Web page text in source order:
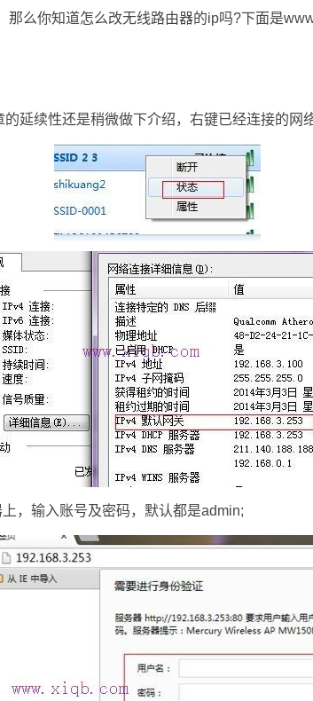
那么你知道怎么改无线路由器的ip吗?下面是
续性还是稍微做下介绍，右键已经连接的网
输入账号及密码，默认都是admin;